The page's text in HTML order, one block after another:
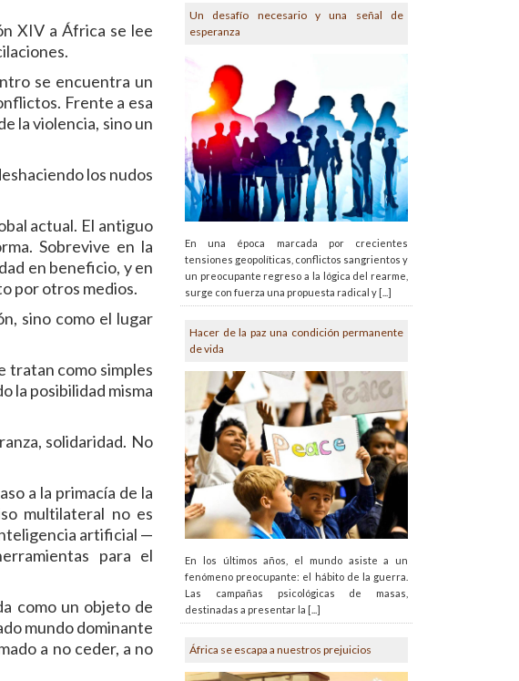
XIV a África se lee
se encuentra un
Frente a esa
la violencia, sino un
los nudos
actual. El antiguo
Sobrevive en la
en beneficio, y en
por otros medios.
sino como el lugar
tratan como simples
la posibilidad misma
solidaridad. No
a la primacía de la
multilateral no es
artificial —
para el
como un objeto de
mundo dominante
a no ceder, a no
Un desafío necesario y una señal de
esperanza
En una época marcada por crecientes
tensiones geopolíticas, conflictos sangrientos y
un preocupante regreso a la lógica del rearme,
surge con fuerza una propuesta radical y [...]
Hacer de la paz una condición permanente
de vida
En los últimos años, el mundo asiste a un
fenómeno preocupante: el hábito de la guerra.
Las campañas psicológicas de masas,
destinadas a presentar la [...]
África se escapa a nuestros prejuicios